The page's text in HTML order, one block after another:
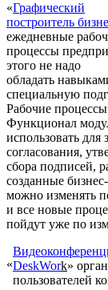
«Графический
построитель
ежедневные
процессы
этого не надо
обладать
специальную
Рабочие
Функционал
использовать
согласования,
сбора подписей,
созданные
можно изменять
и все новые
пойдут уже по
«DeskWork»
пользователей